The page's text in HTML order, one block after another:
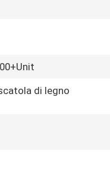
di legno